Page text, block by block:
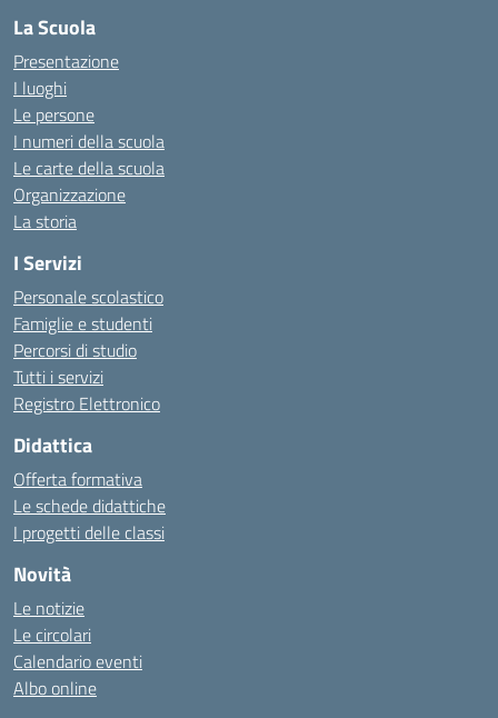
La Scuola
Presentazione
I luoghi
Le persone
I numeri della scuola
Le carte della scuola
Organizzazione
La storia
I Servizi
Personale scolastico
Famiglie e studenti
Percorsi di studio
Tutti i servizi
Registro Elettronico
Didattica
Offerta formativa
Le schede didattiche
I progetti delle classi
Novità
Le notizie
Le circolari
Calendario eventi
Albo online